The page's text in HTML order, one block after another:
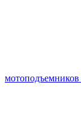
мотоподъемников